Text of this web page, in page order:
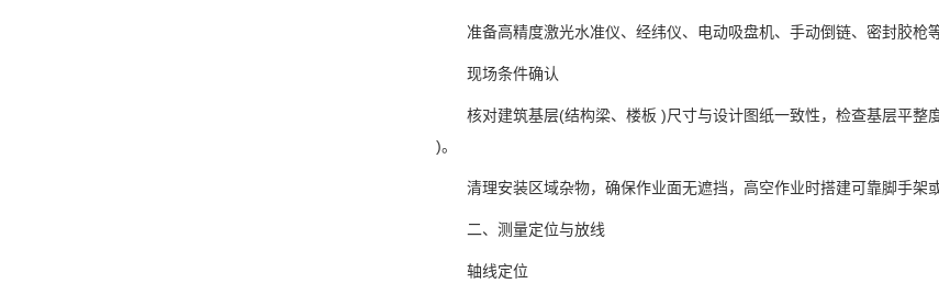
准备高精度激光水准仪、经纬仪、电动吸盘机、手动倒链、密封胶枪等
现场条件确认
核对建筑基层(结构梁、楼板 )尺寸与设计图纸一致性，检查基层平整
)。
清理安装区域杂物，确保作业面无遮挡，高空作业时搭建可靠脚手架或
二、测量定位与放线
轴线定位